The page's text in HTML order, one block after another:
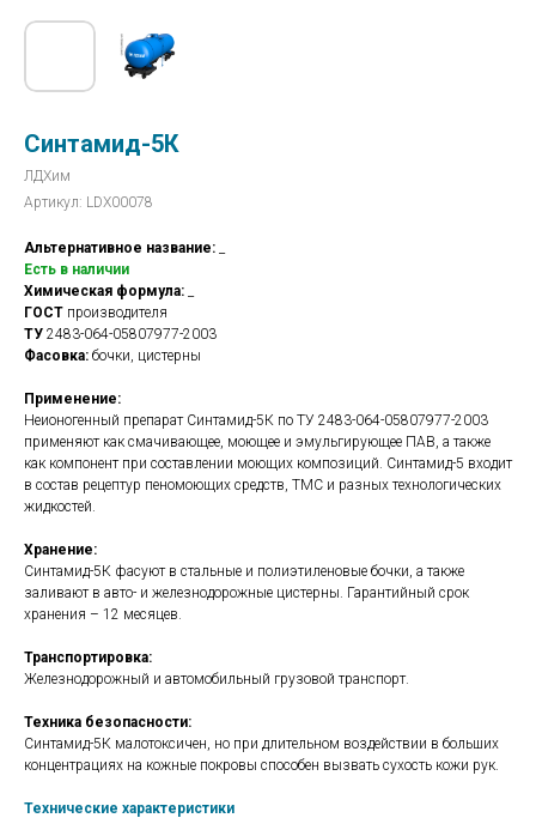
Синтамид-5К
ЛДХим
Артикул: LDX00078
Альтернативное название:
Есть в наличии
Химическая формула:
ГОСТ производителя
ТУ 2483-064-05807977-2003
Фасовка: бочки, цистерны
Применение:
Неионогенный препарат Синтамид-5К по ТУ 2483-064-05807977-2003
применяют как смачивающее, моющее и эмульгирующее ПАВ, а также
как компонент при составлении моющих композиций. Синтамид-5 входит
в состав рецептур пеномоющих средств, ТМС и разных технологических
жидкостей.
Хранение:
Синтамид-5К фасуют в стальные и полиэтиленовые бочки, а также
заливают в авто- и железнодорожные цистерны. Гарантийный срок
хранения – 12 месяцев.
Транспортировка:
Железнодорожный и автомобильный грузовой транспорт.
Техника безопасности:
Синтамид-5К малотоксичен, но при длительном воздействии в больших
концентрациях на кожные покровы способен вызвать сухость кожи рук.
Технические характеристики